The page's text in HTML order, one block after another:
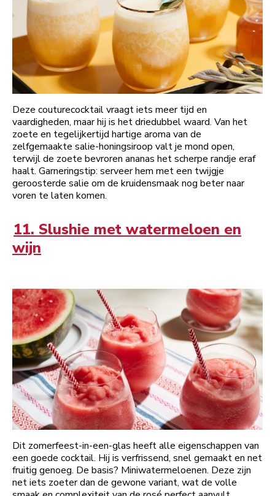
Deze couturecocktail vraagt iets meer tijd en
vaardigheden, maar hij is het driedubbel waard. Van het
zoete en tegelijkertijd hartige aroma van de
zelfgemaakte salie-honingsiroop valt je mond open,
terwijl de zoete bevroren ananas het scherpe randje eraf
haalt. Garneringstip: serveer hem met een twijgje
geroosterde salie om de kruidensmaak nog beter naar
voren te laten komen.
11. Slushie met watermeloen en
wijn
Dit zomerfeest-in-een-glas heeft alle eigenschappen van
een goede cocktail. Hij is verfrissend, snel gemaakt en net
fruitig genoeg. De basis? Miniwatermeloenen. Deze zijn
net iets zoeter dan de gewone variant, wat de volle